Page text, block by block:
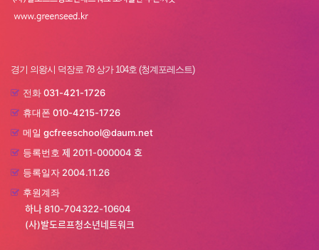
경기 의왕시 덕장로 78 상가 104호 (청계포레스트)
전화 031-421-1726
휴대폰 010-4215-1726
메일 gcfreeschool@daum.net
등록번호 제 2011-000004 호
등록일자 2004.11.26
후원계좌
하나 810-704322-10604
(사)발도르프청소년네트워크